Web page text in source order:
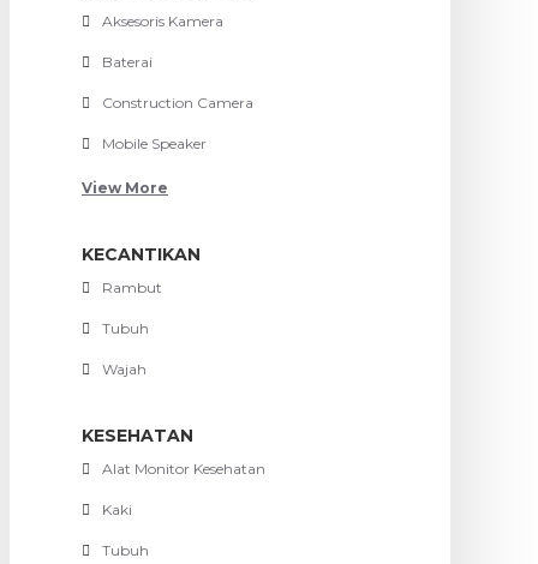
Aksesoris Kamera
Baterai
Construction Camera
Mobile Speaker
View More
KECANTIKAN
Rambut
Tubuh
Wajah
KESEHATAN
Alat Monitor Kesehatan
Kaki
Tubuh